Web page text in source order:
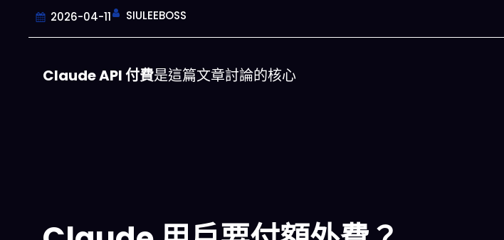
2026-04-11 SIULEEBOSS
Claude API 付費是這篇文章討論的核心